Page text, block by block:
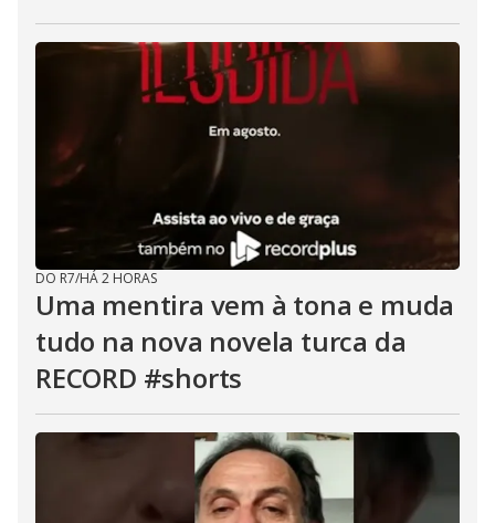
DO R7/HÁ 2 HORAS
Uma mentira vem à tona e muda
tudo na nova novela turca da
RECORD #shorts